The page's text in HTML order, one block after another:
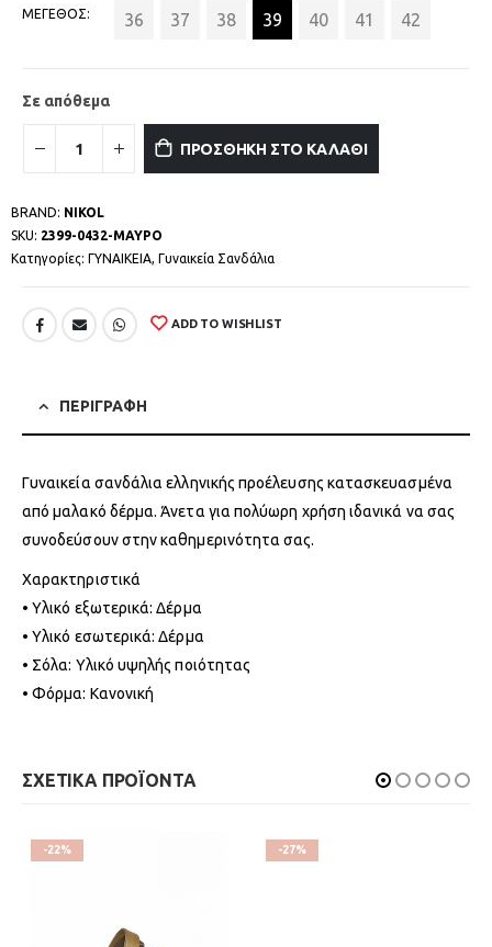
ΜΕΓΕΘΟΣ 36 37 38 39 40 41 42
Σε απόθεμα
ΠΡΟΣΘΗΚΗ ΣΤΟ ΚΑΛΑΘΙ
BRAND: NIKOL
SKU: 2399-0432-ΜΑΥΡΟ
Κατηγορίες: ΓΥΝΑΙΚΕΙΑ, Γυναικεία Σανδάλια
ADD TO WISHLIST
ΠΕΡΙΓΡΑΦΗ
Γυναικεία σανδάλια ελληνικής προέλευσης κατασκευασμένα
από μαλακό δέρμα. Άνετα για πολύωρη χρήση ιδανικά να σας
συνοδεύσουν στην καθημερινότητα σας.
Χαρακτηριστικά
• Υλικό εξωτερικά: Δέρμα
• Υλικό εσωτερικά: Δέρμα
• Σόλα: Υλικό υψηλής ποιότητας
• Φόρμα: Κανονική
ΣΧΕΤΙΚΑ ΠΡΟΪΟΝΤΑ
-22% -27%